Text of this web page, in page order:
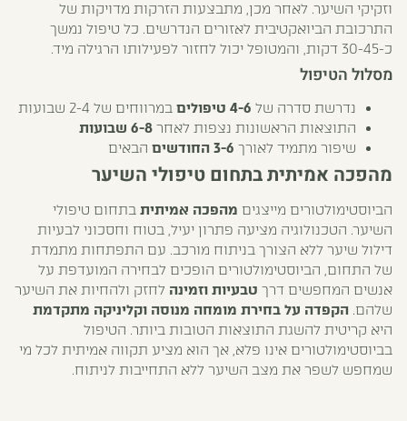
וזקיקי השיער. לאחר מכן, מתבצעות הזרקות מדויקות של
התרכובת הביואקטיבית לאזורים הנדרשים. כל טיפול נמשך
כ-30-45 דקות, והמטופל יכול לחזור לפעילותו הרגילה מיד.
מסלול הטיפול
נדרשת סדרה של 4-6 טיפולים
במרווחים של 2-4 שבועות
התוצאות הראשונות נצפות לאחר 6-8 שבועות
שיפור מתמיד לאורך 3-6 החודשים הבאים
מהפכה אמיתית בתחום טיפולי השיער
הביוסטימולטורים מייצגים מהפכה אמיתית בתחום טיפולי
השיער. הטכנולוגיה מציעה פתרון יעיל, בטוח וחסכוני לבעיות
דילול שיער ללא הצורך בניתוח מורכב. עם התפתחות מתמדת
של התחום, הביוסטימולטורים הופכים לבחירה המועדפת על
אנשים המחפשים דרך טבעיות וזמינה לחזק ולהחיות את השיער
שלהם. הקפדה על בחירת מומחה מנוסה וקליניקה מתקדמת
היא קריטית להשגת התוצאות הטובות ביותר. הטיפול
בביוסטימולטורים אינו פלא, אך הוא מציע תקווה אמיתית לכל מי
שמחפש לשפר את מצב השיער ללא התחייבות לניתוח.